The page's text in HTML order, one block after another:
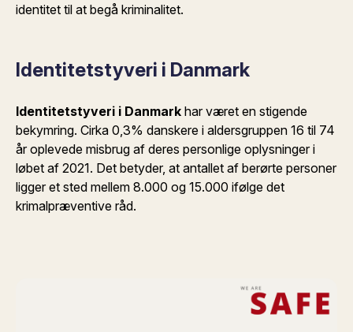
identitet til at begå kriminalitet.
Identitetstyveri i Danmark
Identitetstyveri i Danmark har været en stigende
bekymring. Cirka 0,3% danskere i aldersgruppen 16 til 74
år oplevede misbrug af deres personlige oplysninger i
løbet af 2021. Det betyder, at antallet af berørte personer
ligger et sted mellem 8.000 og 15.000 ifølge det
krimalpræventive råd.